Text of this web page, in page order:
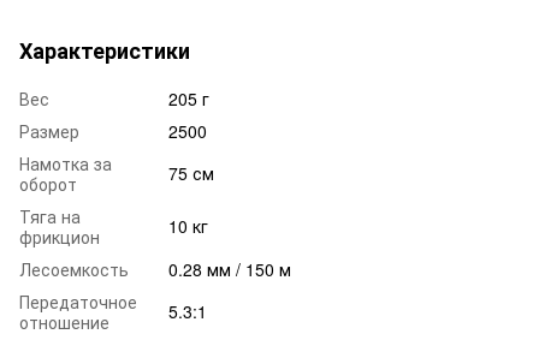
Характеристики
Вес
205 г
Размер
2500
Намотка за
оборот
75 см
Тяга на
фрикцион
10 кг
Лесоемкость
0.28 мм / 150 м
Передаточное
отношение
5.3:1